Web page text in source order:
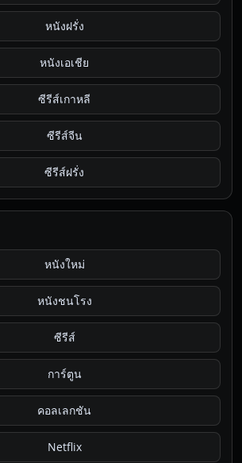
หนังฝรั่ง
หนังเอเชีย
ซีรีส์เกาหลี
ซีรีส์จีน
ซีรีส์ฝรั่ง
หนังใหม่
หนังชนโรง
ซีรีส์
การ์ตูน
คอลเลกชัน
Netflix